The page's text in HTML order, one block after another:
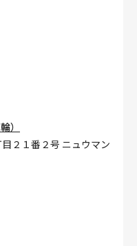
）
２１番２号 ニュウマン